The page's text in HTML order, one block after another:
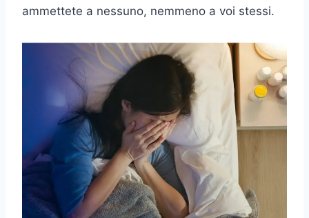
ammettete a nessuno, nemmeno a voi stessi.